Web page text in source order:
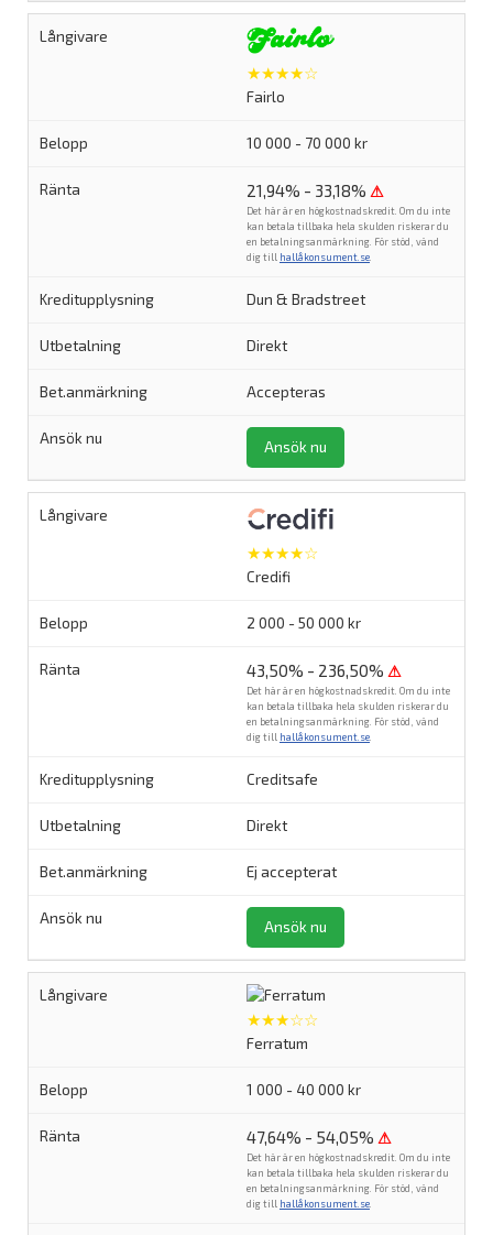
★★★★☆
Fairlo
10 000 - 70 000 kr
21,94% - 33,18% ⚠
Det här är en högkostnadskredit. Om du inte
kan betala tillbaka hela skulden riskerar du
en betalningsanmärkning. För stöd, vänd
dig till hallåkonsument.se.
Dun & Bradstreet
Direkt
Accepteras
Ansök nu
★★★★☆
Credifi
2 000 - 50 000 kr
43,50% - 236,50% ⚠
Det här är en högkostnadskredit. Om du inte
kan betala tillbaka hela skulden riskerar du
en betalningsanmärkning. För stöd, vänd
dig till hallåkonsument.se
Creditsafe
Direkt
Ej accepterat
Ansök nu
★★★☆☆
Ferratum
1 000 - 40 000 kr
47,64% - 54,05% ⚠
Det här är en högkostnadskredit. Om du inte
kan betala tillbaka hela skulden riskerar du
en betalningsanmärkning. För stöd, vänd
dig till hallåkonsument.se